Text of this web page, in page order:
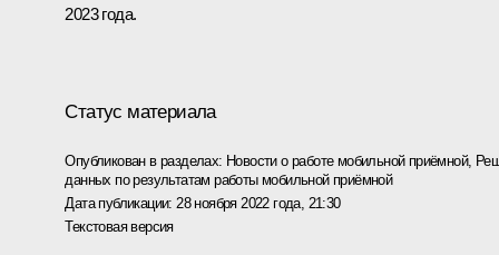
2023 года.
Статус материала
Опубликован в разделах: Новости о работе мобильной приёмной,
данных по результатам работы мобильной приёмной
Дата публикации: 28 ноября 2022 года, 21:30
Текстовая версия